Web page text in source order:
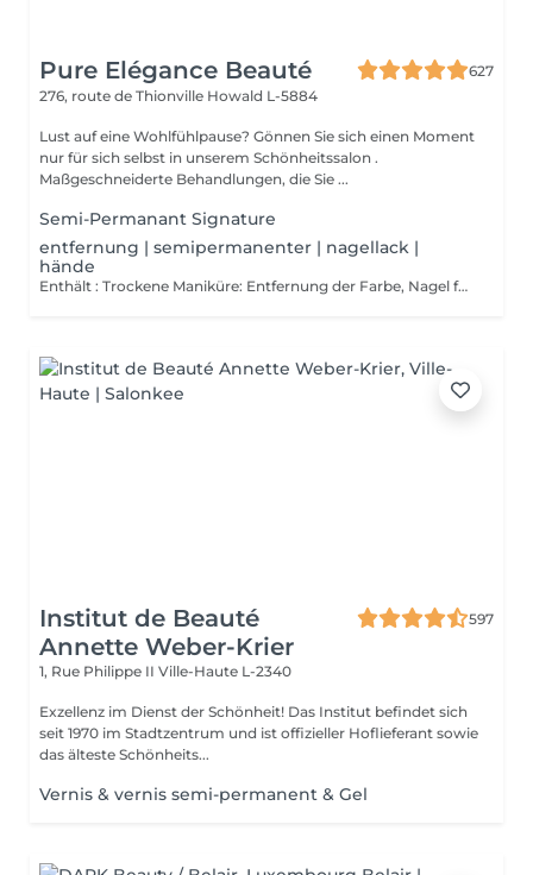
Pure Elégance Beauté
627
276, route de Thionville Howald L-5884
Lust auf eine Wohlfühlpause? Gönnen Sie sich einen Moment
nur für sich selbst in unserem Schönheitssalon .
Maßgeschneiderte Behandlungen, die Sie ...
Semi-Permanant Signature
entfernung | semipermanenter | nagellack |
hände
Enthält : Trockene Maniküre: Entfernung der Farbe, Nagel formen, Reinigung der Nagelhaut und zum Abschluss einer Massage der Hände am Ende der trockenen Maniküre und eventuell am Ende mit einem stärkenden Lack überziehen.
Institut de Beauté
Annette Weber-Krier
597
1, Rue Philippe II Ville-Haute L-2340
Exzellenz im Dienst der Schönheit! Das Institut befindet sich
seit 1970 im Stadtzentrum und ist offizieller Hoflieferant sowie
das älteste Schönheits...
Vernis & vernis semi-permanent & Gel